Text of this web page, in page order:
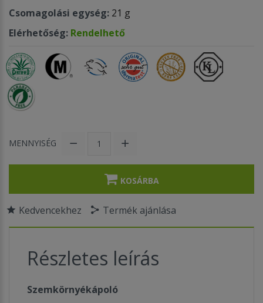
Csomagolási egység: 21 g
Elérhetőség: Rendelhető
MENNYISÉG
KOSÁRBA
Kedvencekhez Termék ajánlása
Részletes leírás
Szemkörnyékápoló